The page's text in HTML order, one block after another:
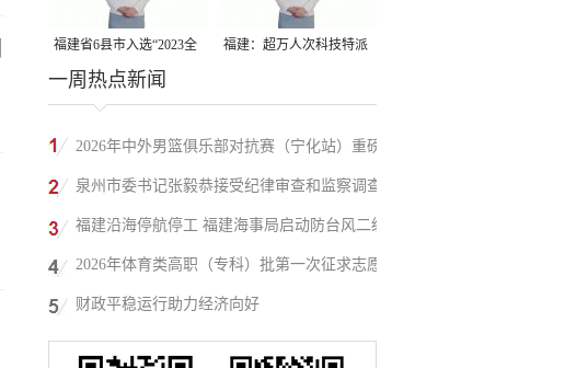
福建省6县市入选“2023全
国县域发展潜力百强县”
福建：超万人次科技特派
一周热点新闻
2026年中外男篮俱乐部对抗赛（宁化站）重磅
来袭！抢票通道即将开启→
泉州市委书记张毅恭接受纪律审查和监察调查
福建沿海停航停工 福建海事局启动防台风二级
应急响应
2026年体育类高职（专科）批第一次征求志愿
填报
财政平稳运行助力经济向好